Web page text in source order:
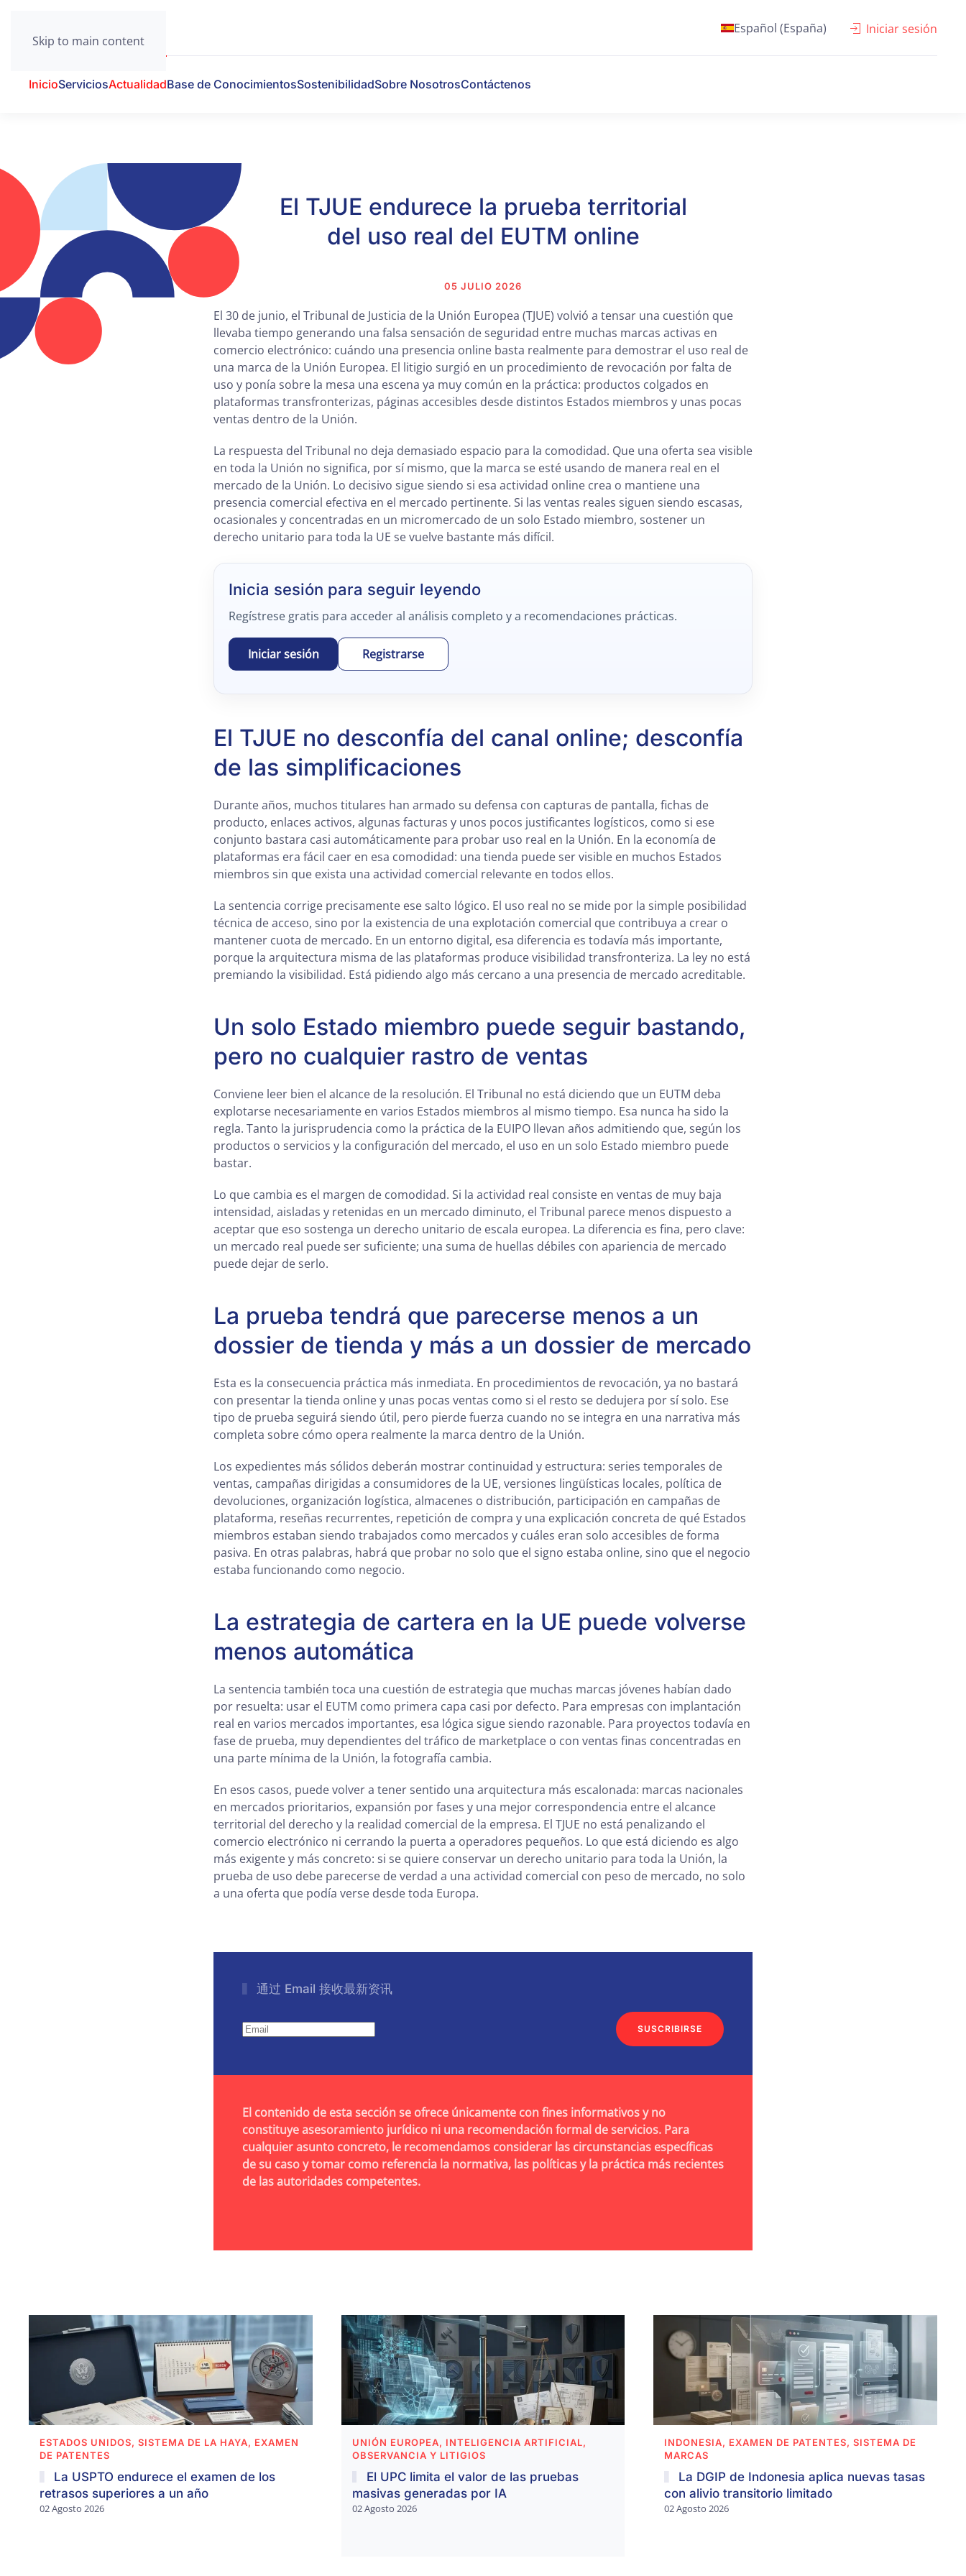
Skip to main content
Español (España) Iniciar sesión
InicioServiciosActualidadBase de ConocimientosSostenibilidadSobre NosotrosContáctenos
El TJUE endurece la prueba territorial
del uso real del EUTM online
05 JULIO 2026
El 30 de junio, el Tribunal de Justicia de la Unión Europea (TJUE) volvió a tensar una cuestión que
llevaba tiempo generando una falsa sensación de seguridad entre muchas marcas activas en
comercio electrónico: cuándo una presencia online basta realmente para demostrar el uso real de
una marca de la Unión Europea. El litigio surgió en un procedimiento de revocación por falta de
uso y ponía sobre la mesa una escena ya muy común en la práctica: productos colgados en
plataformas transfronterizas, páginas accesibles desde distintos Estados miembros y unas pocas
ventas dentro de la Unión.
La respuesta del Tribunal no deja demasiado espacio para la comodidad. Que una oferta sea visible
en toda la Unión no significa, por sí mismo, que la marca se esté usando de manera real en el
mercado de la Unión. Lo decisivo sigue siendo si esa actividad online crea o mantiene una
presencia comercial efectiva en el mercado pertinente. Si las ventas reales siguen siendo escasas,
ocasionales y concentradas en un micromercado de un solo Estado miembro, sostener un
derecho unitario para toda la UE se vuelve bastante más difícil.
Inicia sesión para seguir leyendo
Regístrese gratis para acceder al análisis completo y a recomendaciones prácticas.
Iniciar sesión Registrarse
El TJUE no desconfía del canal online; desconfía
de las simplificaciones
Durante años, muchos titulares han armado su defensa con capturas de pantalla, fichas de
producto, enlaces activos, algunas facturas y unos pocos justificantes logísticos, como si ese
conjunto bastara casi automáticamente para probar uso real en la Unión. En la economía de
plataformas era fácil caer en esa comodidad: una tienda puede ser visible en muchos Estados
miembros sin que exista una actividad comercial relevante en todos ellos.
La sentencia corrige precisamente ese salto lógico. El uso real no se mide por la simple posibilidad
técnica de acceso, sino por la existencia de una explotación comercial que contribuya a crear o
mantener cuota de mercado. En un entorno digital, esa diferencia es todavía más importante,
porque la arquitectura misma de las plataformas produce visibilidad transfronteriza. La ley no está
premiando la visibilidad. Está pidiendo algo más cercano a una presencia de mercado acreditable.
Un solo Estado miembro puede seguir bastando,
pero no cualquier rastro de ventas
Conviene leer bien el alcance de la resolución. El Tribunal no está diciendo que un EUTM deba
explotarse necesariamente en varios Estados miembros al mismo tiempo. Esa nunca ha sido la
regla. Tanto la jurisprudencia como la práctica de la EUIPO llevan años admitiendo que, según los
productos o servicios y la configuración del mercado, el uso en un solo Estado miembro puede
bastar.
Lo que cambia es el margen de comodidad. Si la actividad real consiste en ventas de muy baja
intensidad, aisladas y retenidas en un mercado diminuto, el Tribunal parece menos dispuesto a
aceptar que eso sostenga un derecho unitario de escala europea. La diferencia es fina, pero clave:
un mercado real puede ser suficiente; una suma de huellas débiles con apariencia de mercado
puede dejar de serlo.
La prueba tendrá que parecerse menos a un
dossier de tienda y más a un dossier de mercado
Esta es la consecuencia práctica más inmediata. En procedimientos de revocación, ya no bastará
con presentar la tienda online y unas pocas ventas como si el resto se dedujera por sí solo. Ese
tipo de prueba seguirá siendo útil, pero pierde fuerza cuando no se integra en una narrativa más
completa sobre cómo opera realmente la marca dentro de la Unión.
Los expedientes más sólidos deberán mostrar continuidad y estructura: series temporales de
ventas, campañas dirigidas a consumidores de la UE, versiones lingüísticas locales, política de
devoluciones, organización logística, almacenes o distribución, participación en campañas de
plataforma, reseñas recurrentes, repetición de compra y una explicación concreta de qué Estados
miembros estaban siendo trabajados como mercados y cuáles eran solo accesibles de forma
pasiva. En otras palabras, habrá que probar no solo que el signo estaba online, sino que el negocio
estaba funcionando como negocio.
La estrategia de cartera en la UE puede volverse
menos automática
La sentencia también toca una cuestión de estrategia que muchas marcas jóvenes habían dado
por resuelta: usar el EUTM como primera capa casi por defecto. Para empresas con implantación
real en varios mercados importantes, esa lógica sigue siendo razonable. Para proyectos todavía en
fase de prueba, muy dependientes del tráfico de marketplace o con ventas finas concentradas en
una parte mínima de la Unión, la fotografía cambia.
En esos casos, puede volver a tener sentido una arquitectura más escalonada: marcas nacionales
en mercados prioritarios, expansión por fases y una mejor correspondencia entre el alcance
territorial del derecho y la realidad comercial de la empresa. El TJUE no está penalizando el
comercio electrónico ni cerrando la puerta a operadores pequeños. Lo que está diciendo es algo
más exigente y más concreto: si se quiere conservar un derecho unitario para toda la Unión, la
prueba de uso debe parecerse de verdad a una actividad comercial con peso de mercado, no solo
a una oferta que podía verse desde toda Europa.
通过 Email 接收最新资讯
SUSCRIBIRSE
El contenido de esta sección se ofrece únicamente con fines informativos y no
constituye asesoramiento jurídico ni una recomendación formal de servicios. Para
cualquier asunto concreto, le recomendamos considerar las circunstancias específicas
de su caso y tomar como referencia la normativa, las políticas y la práctica más recientes
de las autoridades competentes.
ESTADOS UNIDOS, SISTEMA DE LA HAYA, EXAMEN
DE PATENTES
La USPTO endurece el examen de los
retrasos superiores a un año
02 Agosto 2026
UNIÓN EUROPEA, INTELIGENCIA ARTIFICIAL,
OBSERVANCIA Y LITIGIOS
El UPC limita el valor de las pruebas
masivas generadas por IA
02 Agosto 2026
INDONESIA, EXAMEN DE PATENTES, SISTEMA DE
MARCAS
La DGIP de Indonesia aplica nuevas tasas
con alivio transitorio limitado
02 Agosto 2026